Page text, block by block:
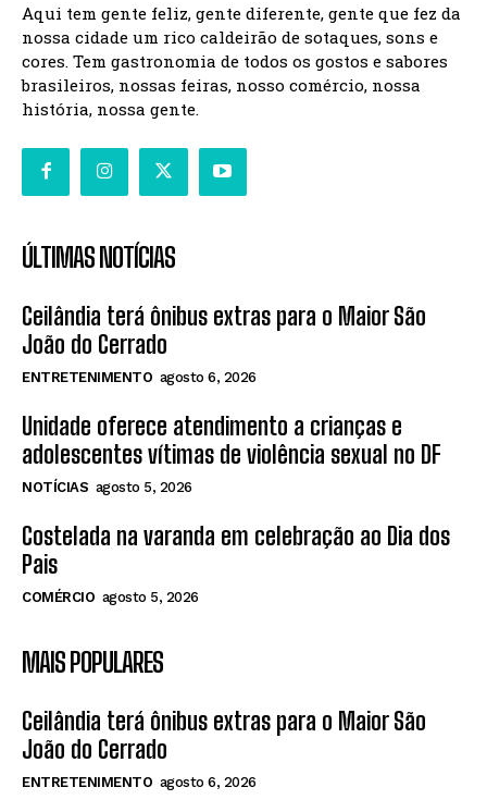
Aqui tem gente feliz, gente diferente, gente que fez da
nossa cidade um rico caldeirão de sotaques, sons e
cores. Tem gastronomia de todos os gostos e sabores
brasileiros, nossas feiras, nosso comércio, nossa
história, nossa gente.
ÚLTIMAS NOTÍCIAS
Ceilândia terá ônibus extras para o Maior São
João do Cerrado
ENTRETENIMENTO agosto 6, 2026
Unidade oferece atendimento a crianças e
adolescentes vítimas de violência sexual no DF
NOTÍCIAS agosto 5, 2026
Costelada na varanda em celebração ao Dia dos
Pais
COMÉRCIO agosto 5, 2026
MAIS POPULARES
Ceilândia terá ônibus extras para o Maior São
João do Cerrado
ENTRETENIMENTO agosto 6, 2026